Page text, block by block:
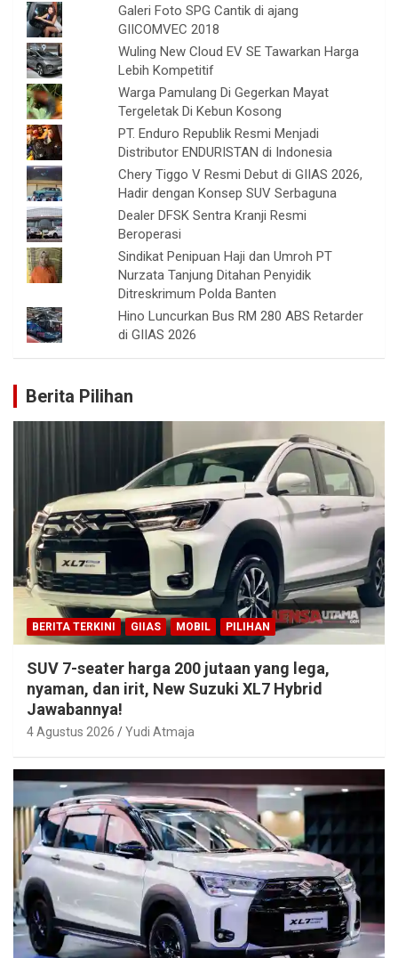
Galeri Foto SPG Cantik di ajang
GIICOMVEC 2018
Wuling New Cloud EV SE Tawarkan Harga
Lebih Kompetitif
Warga Pamulang Di Gegerkan Mayat
Tergeletak Di Kebun Kosong
PT. Enduro Republik Resmi Menjadi
Distributor ENDURISTAN di Indonesia
Chery Tiggo V Resmi Debut di GIIAS 2026,
Hadir dengan Konsep SUV Serbaguna
Dealer DFSK Sentra Kranji Resmi
Beroperasi
Sindikat Penipuan Haji dan Umroh PT
Nurzata Tanjung Ditahan Penyidik
Ditreskrimum Polda Banten
Hino Luncurkan Bus RM 280 ABS Retarder
di GIIAS 2026
Berita Pilihan
BERITA TERKINI GIIAS MOBIL PILIHAN
SUV 7-seater harga 200 jutaan yang lega,
nyaman, dan irit, New Suzuki XL7 Hybrid
Jawabannya!
4 Agustus 2026 Yudi Atmaja